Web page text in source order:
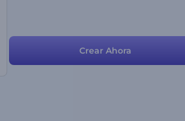
Crear Ahora